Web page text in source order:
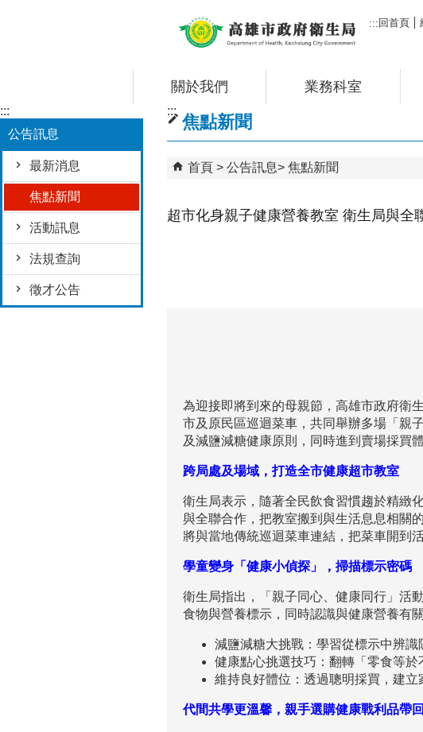
:::回首頁
關於我們 業務科室
:::
公告訊息
最新消息
焦點新聞
活動訊息
法規查詢
徵才公告
:::
焦點新聞
首頁 公告訊息 焦點新聞
超市化身親子健康營養教室 衛生局與全
為迎接即將到來的母親節，高雄市政府衛
市及原民區巡迴菜車，共同舉辦多場「親
及減鹽減糖健康原則，同時進到賣場採買
跨局處及場域，打造全市健康超市教室
衛生局表示，隨著全民飲食習慣趨於精緻
與全聯合作，把教室搬到與生活息息相關
將與當地傳統巡迴菜車連結，把菜車開到
學童變身「健康小偵探」，掃描標示密碼
衛生局指出，「親子同心、健康同行」活
食物與營養標示，同時認識與健康營養有
減鹽減糖大挑戰：學習從標示中辨識
健康點心挑選技巧：翻轉「零食等
維持良好體位：透過聰明採買，建立
代間共學更溫馨，親手選購健康戰利品帶